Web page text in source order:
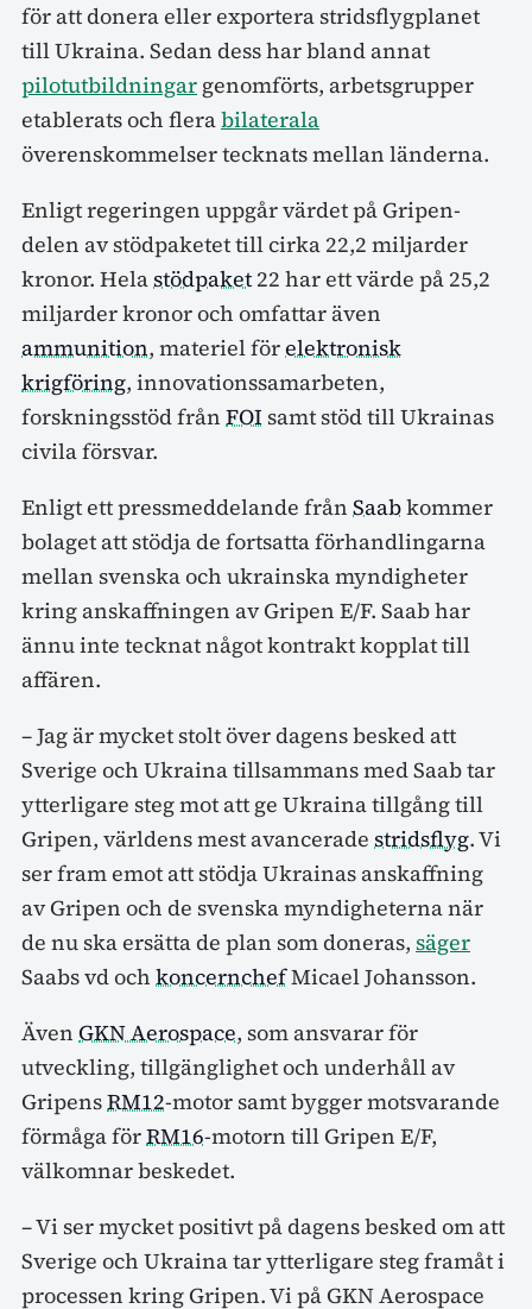
för att donera eller exportera stridsflygplanet
till Ukraina. Sedan dess har bland annat
pilotutbildningar genomförts, arbetsgrupper
etablerats och flerabilaterala
överenskommelser tecknats mellan länderna.
Enligt regeringen uppgår värdet på Gripen-
delen av stödpaketet till cirka 22,2 miljarder
kronor. Helastödpaket 22 har ett värde på 25,2
miljarder kronor och omfattar även
ammunition, materiel förelektronisk
krigföring, innovationssamarbeten,
forskningsstöd från FOI samt stöd till Ukrainas
civila försvar.
Enligt ett pressmeddelande från Saabkommer
bolaget att stödja de fortsatta förhandlingarna
mellan svenska och ukrainska myndigheter
kring anskaffningen av Gripen E/F. Saab har
ännu inte tecknat något kontrakt kopplat till
affären.
– Jag är mycket stolt över dagens besked att
Sverige och Ukraina tillsammans med Saab tar
ytterligare steg mot att ge Ukraina tillgång till
Gripen, världens mest avancerade stridsflyg. Vi
ser fram emot att stödja Ukrainas anskaffning
av Gripen och de svenska myndigheterna när
de nu ska ersätta de plan som doneras, säger
Saabs vd och koncernchefMicael Johansson.
Även GKN Aerospace, som ansvarar för
utveckling, tillgänglighet och underhåll av
GripensRM12-motor samt bygger motsvarande
förmåga förRM16-motorn till Gripen E/F,
välkomnar beskedet.
– Vi ser mycket positivt på dagens besked om att
Sverige och Ukraina tar ytterligare steg framåt i
processen kring Gripen. Vi på GKN Aerospace